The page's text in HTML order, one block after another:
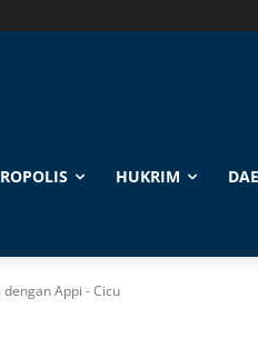
HUKRIM
Appi - Cicu